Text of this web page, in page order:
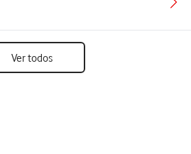
Ver todos